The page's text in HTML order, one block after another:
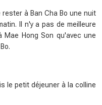
à Ban Cha Bo une nuit
Il n'y a pas de meilleure
Hong Son qu'avec une
le petit déjeuner à la colline